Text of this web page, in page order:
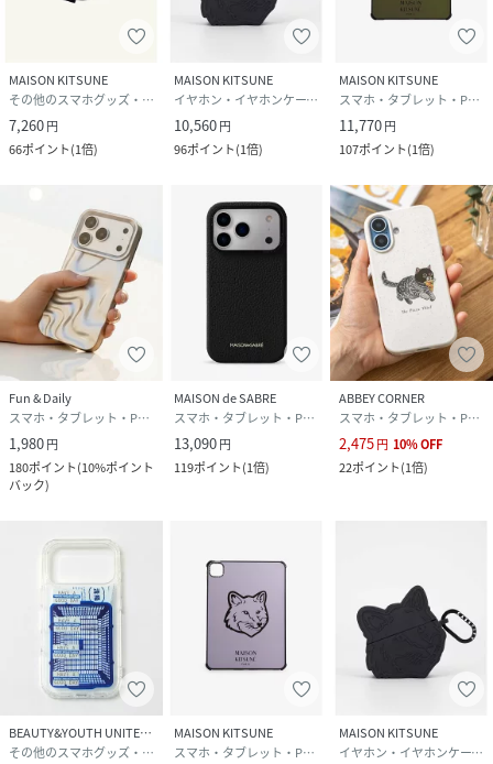
MAISON KITSUNE
その他のスマホグッズ・オーディオ機器
7,260円
66ポイント(1倍)
MAISON KITSUNE
イヤホン・イヤホンケース・ヘッドフォン
10,560円
96ポイント(1倍)
MAISON KITSUNE
スマホ・タブレット・PCケース/カバー
11,770円
107ポイント(1倍)
Fun & Daily
スマホ・タブレット・PCケース/カバー
1,980円
180ポイント(10%ポイント
バック)
MAISON de SABRE
スマホ・タブレット・PCケース/カバー
13,090円
119ポイント(1倍)
ABBEY CORNER
スマホ・タブレット・PCケース/カバー
2,475円 10%OFF
22ポイント(1倍)
BEAUTY&YOUTH UNITED ARROWS
その他のスマホグッズ・オーディオ機器
MAISON KITSUNE
スマホ・タブレット・PCケース/カバー
MAISON KITSUNE
イヤホン・イヤホンケース・ヘッドフォン